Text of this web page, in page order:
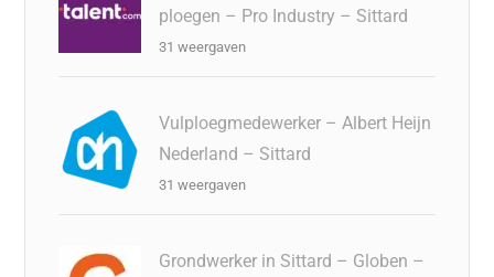
ploegen – Pro Industry – Sittard
31 weergaven
Vulploegmedewerker – Albert Heijn
Nederland – Sittard
31 weergaven
Grondwerker in Sittard – Globen –